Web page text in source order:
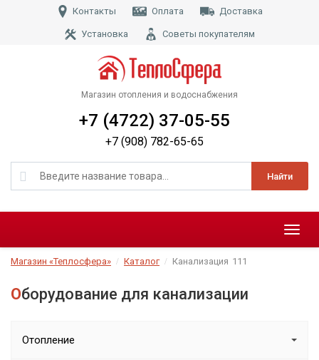
Контакты Оплата Доставка
Установка Советы покупателям
Магазин отопления и водоснабжения
Найти
+7 (4722) 37-05-55
+7 (908) 782-65-65
Меню
Магазин «Теплосфера» Каталог Канализация 111
Оборудование для канализации
Отопление